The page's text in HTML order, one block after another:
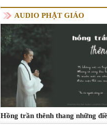
AUDIO PHẬT GIÁO
Hồng trần thênh thang những